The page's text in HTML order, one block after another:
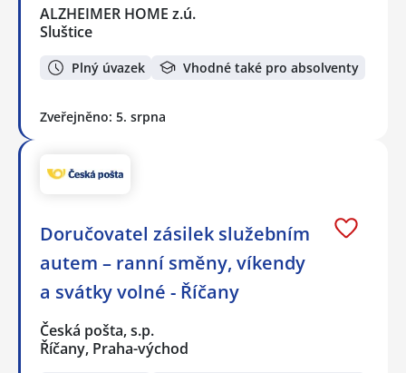
ALZHEIMER HOME z.ú.
Sluštice
Plný úvazek Vhodné také pro absolventy
Zveřejněno: 5. srpna
Doručovatel zásilek služebním
autem – ranní směny, víkendy
a svátky volné - Říčany
Česká pošta, s.p.
Říčany, Praha-východ